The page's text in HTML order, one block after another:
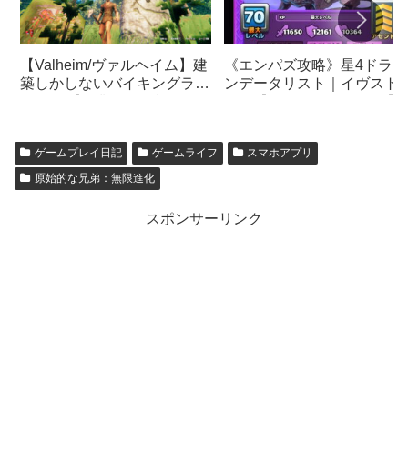
【Valheim/ヴァルヘイム】建
築しかしないバイキングライ
説！】
《エンパズ攻略》星4ドラゴ
ンデータリスト｜イヴスト
ゲームプレイ日記 ゲームライフ
スマホアプリ
原始的な兄弟：無限進化
スポンサーリンク